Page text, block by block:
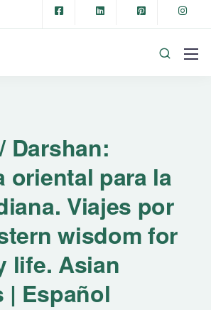
Darshan:
oriental para la
Viajes por
wisdom for
life. Asian
| Español